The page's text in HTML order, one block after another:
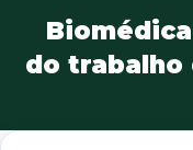
do trabalho